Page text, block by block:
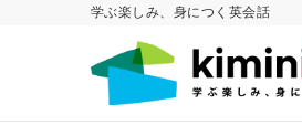
学ぶ楽しみ、身につく英会話